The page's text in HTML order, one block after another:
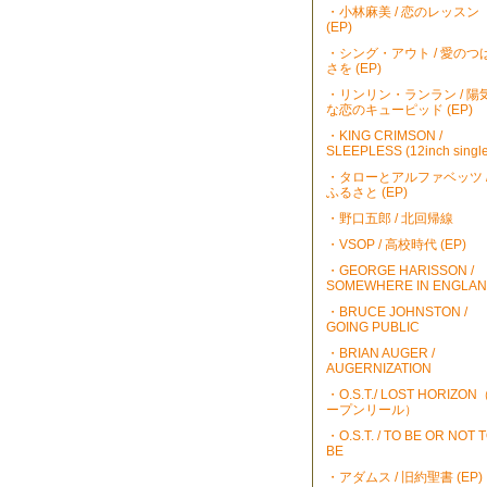
・小林麻美 / 恋のレッスン
(EP)
・シング・アウト / 愛のつ
さを (EP)
・リンリン・ランラン / 陽
な恋のキューピッド (EP)
・KING CRIMSON /
SLEEPLESS (12inch
・タローとアルファベッツ
ふるさと (EP)
・野口五郎 / 北回帰線
・VSOP / 高校時代 (EP)
・GEORGE HARISSON /
SOMEWHERE IN
・BRUCE JOHNSTON /
GOING PUBLIC
・BRIAN AUGER /
AUGERNIZATION
・O.S.T./ LOST HORIZON
ープンリール）
・O.S.T. / TO BE OR NOT
BE
・アダムス / 旧約聖書 (EP)